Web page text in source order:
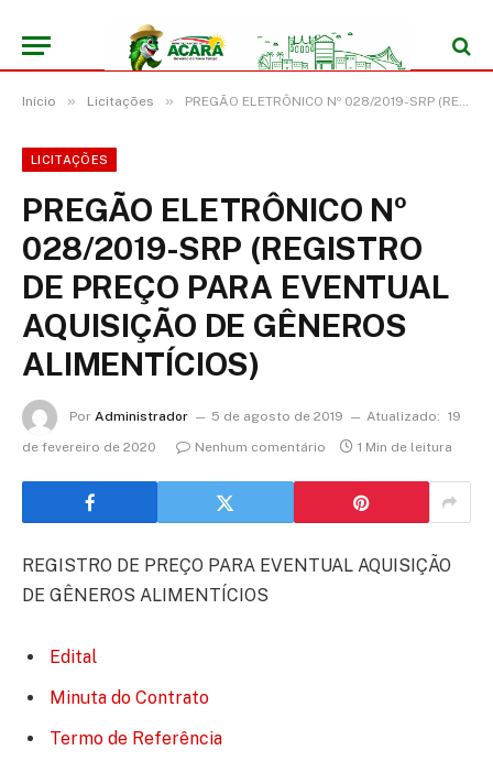
Início » Licitações » PREGÃO ELETRÔNICO Nº 028/2019-SRP (REGISTRO DE PREÇO PARA EVENTUAL AQUISIÇÃO DE GÊNEROS ALIMENTÍCIOS)
LICITAÇÕES
PREGÃO ELETRÔNICO Nº
028/2019-SRP (REGISTRO
DE PREÇO PARA EVENTUAL
AQUISIÇÃO DE GÊNEROS
ALIMENTÍCIOS)
Por Administrador 5 de agosto de 2019 Atualizado: 19
de fevereiro de 2020
Nenhum comentário 1 Min de leitura
REGISTRO DE PREÇO PARA EVENTUAL AQUISIÇÃO
DE GÊNEROS ALIMENTÍCIOS
Edital
Minuta do Contrato
Termo de Referência